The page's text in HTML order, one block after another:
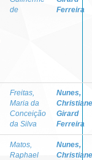
de
Ferreira
Freitas,
Maria da
Conceição
da Silva
Nunes,
Christiane
Girard
Ferreira
Matos,
Raphael
Nunes,
Christiane